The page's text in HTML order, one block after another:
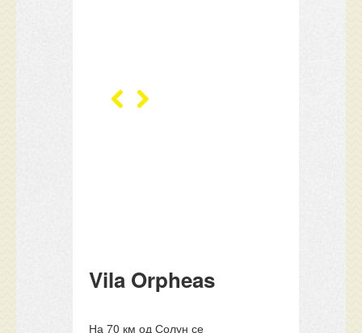
Vila Orpheas
На 70 км од Солун се